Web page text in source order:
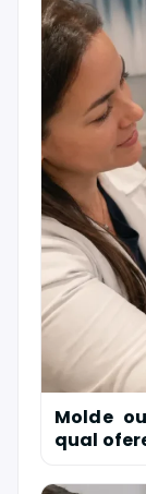
Molde
qual